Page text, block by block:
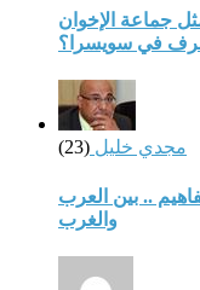
جماعة الإخوان
في سويسرا؟
مجدي خليل (23)
.. بين العرب
والغرب